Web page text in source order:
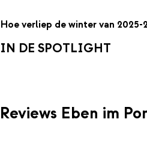
Hoe verliep de winter van 2025-
IN DE SPOTLIGHT
Reviews Eben im